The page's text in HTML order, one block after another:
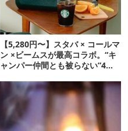
【5,280円〜】スタバ × コールマ
ン ×ビームスが最高コラボ。“キ
ャンパー仲間とも被らない”4ア